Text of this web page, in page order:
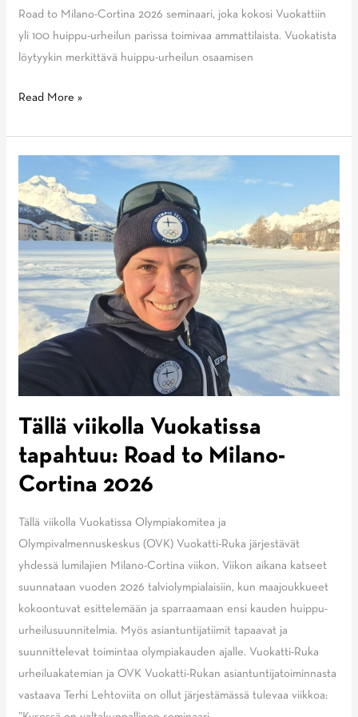
Road to Milano-Cortina 2026 seminaari, joka kokosi Vuokattiin
yli 100 huippu-urheilun parissa toimivaa ammattilaista. Vuokatista
löytyykin merkittävä huippu-urheilun osaamisen
Vuokatissa
lumilajien
to
Milano-
Cortina
seminaari
keräsi
yhteen
huippu-
urheiluväkeä
Read More »
Tällä viikolla Vuokatissa
tapahtuu: Road to Milano-
Cortina 2026
Tällä viikolla Vuokatissa Olympiakomitea ja
Olympivalmennuskeskus (OVK) Vuokatti-Ruka järjestävät
yhdessä lumilajien Milano-Cortina viikon. Viikon aikana katseet
suunnataan vuoden 2026 talviolympialaisiin, kun maajoukkueet
kokoontuvat esittelemään ja sparraamaan ensi kauden huippu-
urheilusuunnitelmia. Myös asiantuntijatiimit tapaavat ja
suunnittelevat toimintaa olympiakauden ajalle. Vuokatti-Ruka
urheiluakatemian ja OVK Vuokatti-Rukan asiantuntijatoiminnasta
vastaava Terhi Lehtoviita on ollut järjestämässä tulevaa viikkoa: